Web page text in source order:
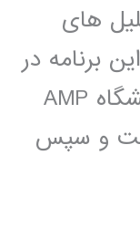
های
برنامه در
ابتدا در سال 2009 در آزمایشگاه AMP
یافت و سپس